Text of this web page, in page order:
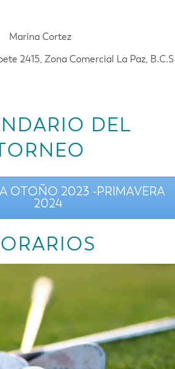
Marina Cortez
2415, Zona Comercial La Paz, B.C.S
DEL
TORNEO
OTOÑO 2023 -PRIMAVERA
2024